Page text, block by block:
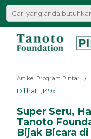
Lewati
|
Tanoto
Artikel Program Pintar
Dilihat 1,149x
Super Seru,
Tanoto
Bijak Bicara